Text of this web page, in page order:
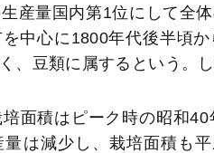
産量国内第1位にして全
中心に1800年代後半頃
、豆類に属するという。
面積はピーク時の昭和
は減少し、栽培面積も